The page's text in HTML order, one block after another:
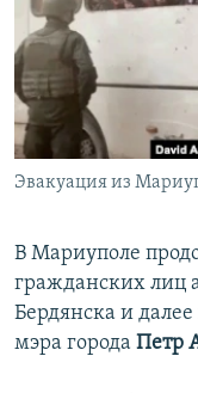
ПОБЕДИТЕЛЕЙ НЕ
ELIFBE
УКРАИНСКАЯ
ПРИСОЕДИНЯЙТЕСЬ!
Все сайты RFE/
Эвакуация из
В Мариуполе
гражданских лиц
Бердянска и
мэра города Петр